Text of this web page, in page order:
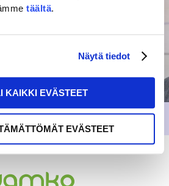
täältä.
Näytä tiedot
KAIKKI EVÄSTEET
EVÄSTEET